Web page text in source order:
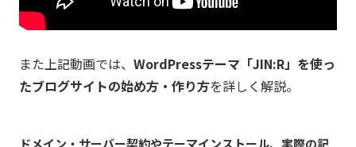
また上記動画では、 WordPressテーマ「JIN:R」を使っ
たブログサイトの始め方・作り方を詳しく解説。
ドメイン・サーバー契約やテーマインストール、実際の記